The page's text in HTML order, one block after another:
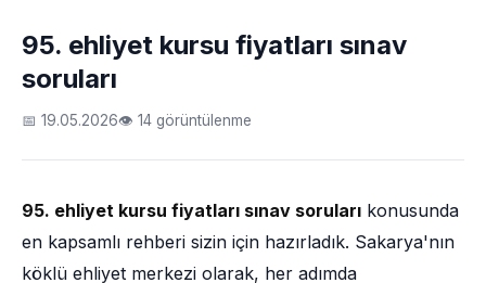
95. ehliyet kursu fiyatları sınav
soruları
📅 19.05.2026👁 14 görüntülenme
95. ehliyet kursu fiyatları sınav soruları konusunda
en kapsamlı rehberi sizin için hazırladık. Sakarya'nın
köklü ehliyet merkezi olarak, her adımda